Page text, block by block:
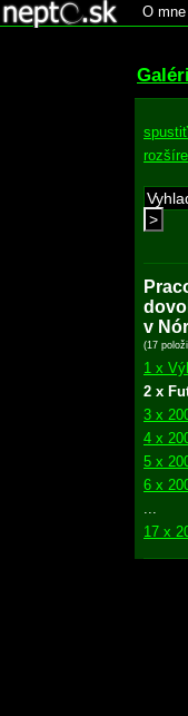
O mne
>
v
(17
1 x
2 x
3 x
4 x
5 x
6 x
17 x